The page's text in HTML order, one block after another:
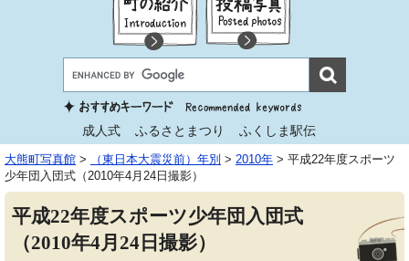
成人式 ふるさとまつり ふくしま駅伝
大熊町写真館 > （東日本大震災前）年別 > 2010年 > 平成22年度スポーツ
少年団入団式（2010年4月24日撮影）
平成22年度スポーツ少年団入団式
（2010年4月24日撮影）